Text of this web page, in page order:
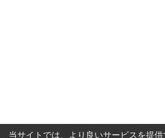
当サイトでは、より良いサービスを提